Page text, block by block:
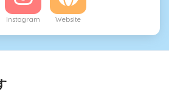
Instagram Website